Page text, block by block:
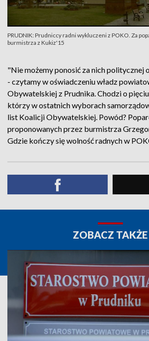
PRUDNIK: Prudniccy radni wykluczeni z POKO. Za
burmistrza z Kukiz'15
"Nie możemy ponosić za nich politycznej
- czytamy w oświadczeniu władz
Obywatelskiej z Prudnika. Chodzi o
którzy w ostatnich wyborach
list Koalicji Obywatelskiej. Powód?
proponowanych przez burmistrza
Gdzie kończy się wolność radnych w
ZOBACZ TAKŻE